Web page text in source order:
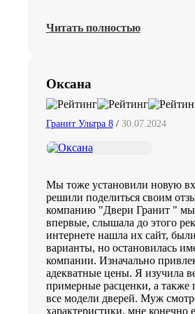
Читать полностью
Оксана
Гранит Ультра 8/ 30.07.2024
Мы тоже установили новую
решили поделиться своим
компанию "Двери Гранит " мы
впервые, слышала до этого
интернете нашла их сайт,
варианты, но остановилась
компании. Изначально
адекватные цены. Я изучила
примерные расценки, а также
все модели дверей. Муж
характеристики, мне конечно